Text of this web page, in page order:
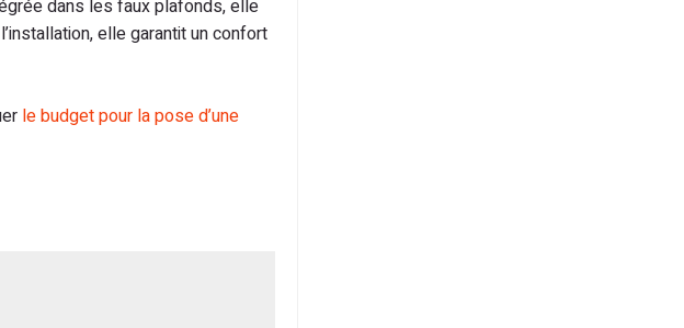
dans les faux plafonds, elle
elle garantit un confort
le budget pour la pose d’une